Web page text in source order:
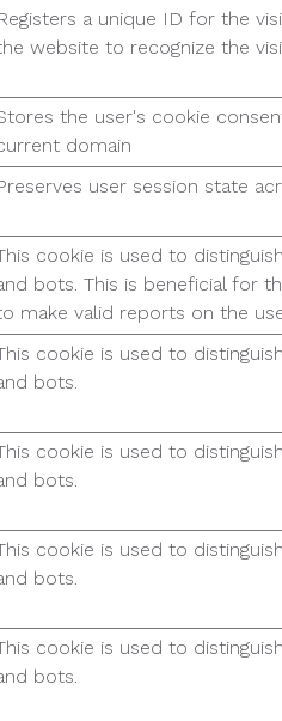
a unique ID for the
website to recognize the
the user's cookie
domain
user session state
cookie is used to
bots. This is beneficial for
make valid reports on the
cookie is used to
bots.
cookie is used to
bots.
cookie is used to
bots.
cookie is used to
bots.